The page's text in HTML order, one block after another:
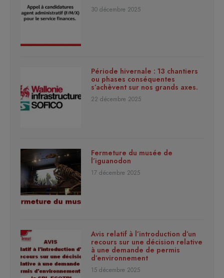
30 décembre 2025
Période hivernale : 13 chantiers
ou phases conséquentes
s’achèvent sur nos grands axes.
22 décembre 2025
Fermeture du musée de
l’iguanodon
17 décembre 2025
Avis relatif à l’introduction d’un
recours sur une décision relative
à une demande de permis
d’environnement
15 décembre 2025